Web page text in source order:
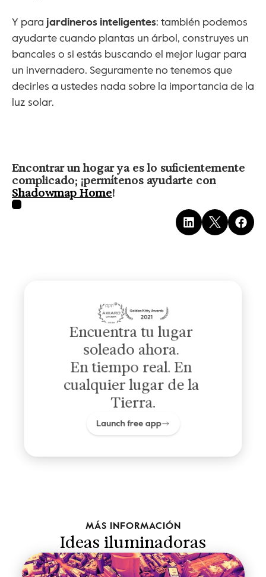
Y para jardineros inteligentes: también podemos
ayudarte cuando plantas un árbol, construyes un
bancales o si estás buscando el mejor lugar para
un invernadero. Seguramente no tenemos que
decirles a ustedes nada sobre la importancia de la
luz solar.
Encontrar un hogar ya es lo suficientemente
Shadowmap Home!
Encuentra tu lugar
soleado ahora.
En tiempo real. En
cualquier lugar de la
Tierra.
Launch free app
MÁS INFORMACIÓN
Ideas iluminadoras